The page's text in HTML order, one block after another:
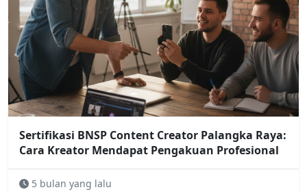
Sertifikasi BNSP Content Creator Palangka Raya:
Cara Kreator Mendapat Pengakuan Profesional
5 bulan yang lalu